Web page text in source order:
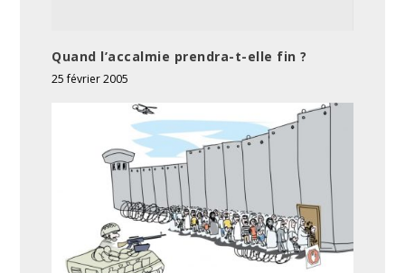
Quand l’accalmie prendra-t-elle fin ?
25 février 2005